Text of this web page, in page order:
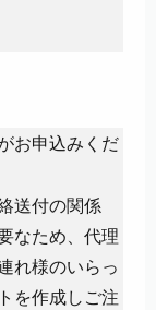
お申込みくだ
送付の関係
なため、代理
れ様のいらっ
を作成しご注